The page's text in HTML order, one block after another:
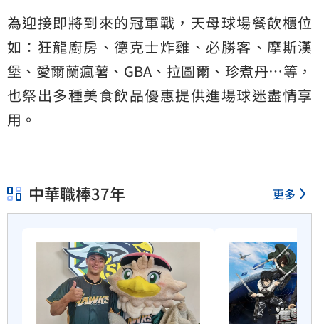
為迎接即將到來的冠軍戰，天母球場餐飲櫃位
如：狂龍廚房、德克士炸雞、必勝客、摩斯漢
堡、愛爾蘭瘋薯、GBA、拉圖爾、珍煮丹…等，
也祭出多種美食飲品優惠提供進場球迷盡情享
用。
中華職棒37年 更多